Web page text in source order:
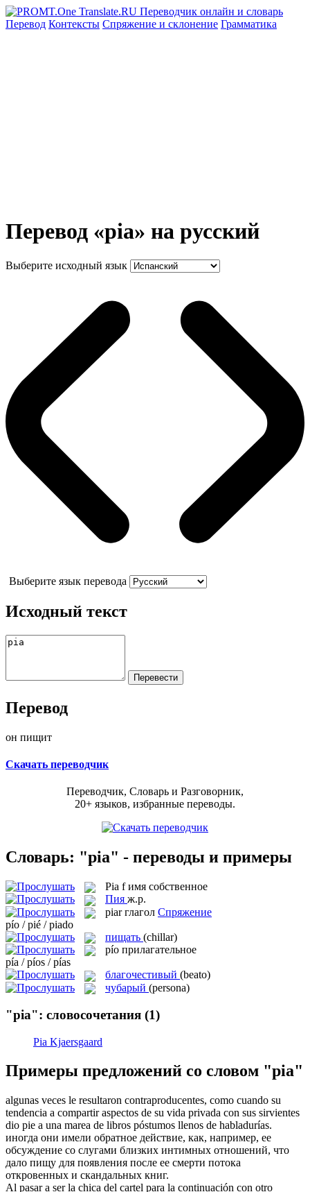
Перевод Контексты Спряжение и склонение Грамматика
Перевод «pia» на русский
Выберите исходный язык
Выберите язык перевода
Исходный текст
Перевод
он пищит
Скачать переводчик
Переводчик, Словарь и Разговорник,
20+ языков, избранные переводы.
Словарь: "pia" - переводы и примеры
Pia f имя собственное
Пия ж.р.
piar глагол Спряжение
pío / pié / piado
пищать (chillar)
pío прилагательное
pía / píos / pías
благочестивый (beato)
чубарый (persona)
"pia": словосочетания (1)
Pia Kjaersgaard
Примеры предложений со словом "pia"
algunas veces le resultaron contraproducentes, como cuando su
tendencia a compartir aspectos de su vida privada con sus sirvientes
dio pie a una marea de libros póstumos llenos de habladurías.
иногда они имели обратное действие, как, например, ее
обсуждение со слугами близких интимных отношений, что
дало пищу для появления после ее смерти потока
откровенных и скандальных книг.
Al pasar a ser la chica del cartel para la continuación con otro